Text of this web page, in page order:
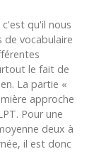
qu'il nous
de vocabulaire
le fait de
La partie «
approche
Pour une
deux à
il est donc